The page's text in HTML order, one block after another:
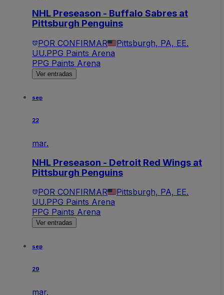
NHL Preseason - Buffalo Sabres at
Pittsburgh Penguins
POR CONFIRMAR
Pittsburgh, PA, EE.
UU.PPG Paints Arena
PPG Paints Arena
Ver entradas
sep
22
mar.
NHL Preseason - Detroit Red Wings at
Pittsburgh Penguins
POR CONFIRMAR
Pittsburgh, PA, EE.
UU.PPG Paints Arena
PPG Paints Arena
Ver entradas
sep
29
mar.